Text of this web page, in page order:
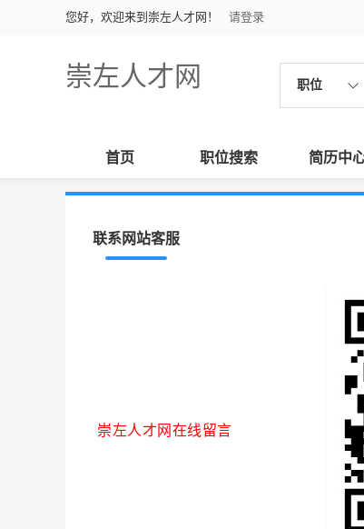
您好，欢迎来到崇左人才网！ 请登录
崇左人才网 职位
首页 职位搜索 简历中
联系网站客服
崇左人才网在线留言